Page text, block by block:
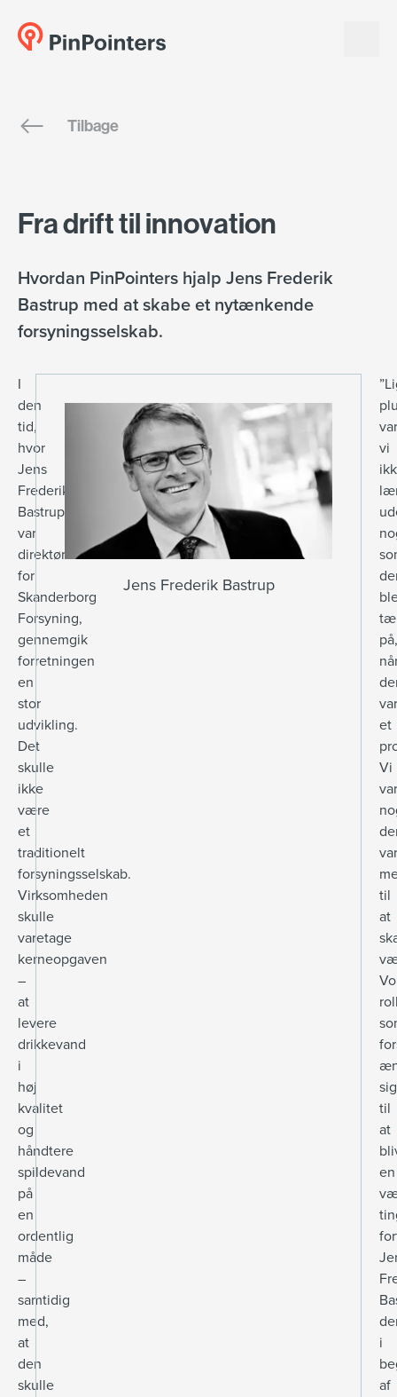
Tilbage
Fra drift til innovation
Hvordan PinPointers hjalp Jens Frederik
Bastrup med at skabe et nytænkende
forsyningsselskab.
I
den
tid,
hvor
Jens
Frederik
Bastrup
var
direktør
for
Skanderborg
Forsyning,
gennemgik
forretningen
en
stor
udvikling.
Det
skulle
ikke
være
et
traditionelt
forsyningsselskab.
Virksomheden
skulle
varetage
kerneopgaven
–
at
levere
drikkevand
i
høj
kvalitet
og
håndtere
spildevand
på
en
ordentlig
måde
–
samtidig
med,
at
den
skulle
Jens Frederik Bastrup
var
vi
på,
var
et
Vi
var
var
til
at
sig
til
at
en
i
af